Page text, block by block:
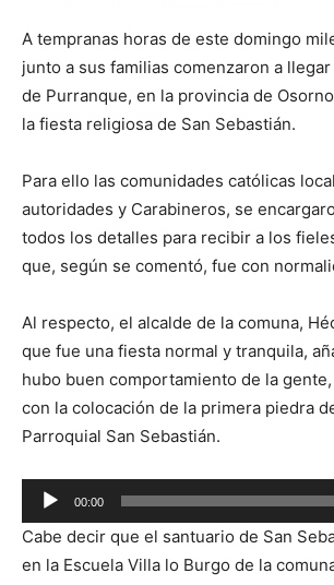
A tempranas horas de este domingo
junto a sus familias comenzaron a
de Purranque, en la provincia de
la fiesta religiosa de San Sebastián.
Para ello las comunidades católicas
autoridades y Carabineros, se
todos los detalles para recibir a los
que, según se comentó, fue con
Al respecto, el alcalde de la comuna,
que fue una fiesta normal y tranquila,
hubo buen comportamiento de la
con la colocación de la primera piedra
Parroquial San Sebastián.
Reproductor
de
audio
00:00
Cabe decir que el santuario de San
en la Escuela Villa lo Burgo de la